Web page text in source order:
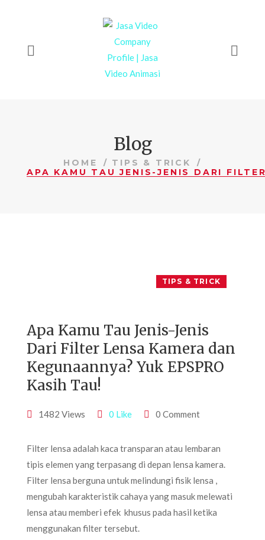
Blog
HOME TIPS & TRICK
TIPS & TRICK
Apa Kamu Tau Jenis-Jenis
Dari Filter Lensa Kamera dan
Kegunaannya? Yuk EPSPRO
Kasih Tau!
1482 Views 0 Like 0 Comment
Filter lensa adalah kaca transparan atau lembaran
tipis elemen yang terpasang di depan lensa kamera.
Filter lensa berguna untuk melindungi fisik lensa ,
mengubah karakteristik cahaya yang masuk melewati
lensa atau memberi efek khusus pada hasil ketika
menggunakan filter tersebut.